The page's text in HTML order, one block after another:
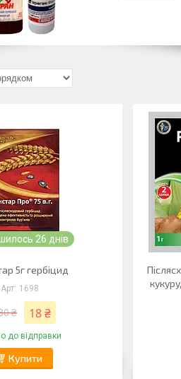
26 днів
5г гербіцид
1698
₴ 18 ₴
до відправки
Купити